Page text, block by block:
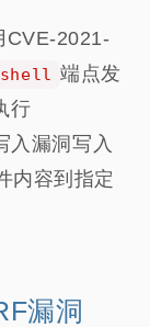
CVE-2021-
端点发
行
入漏洞写入
内容到指定
漏洞